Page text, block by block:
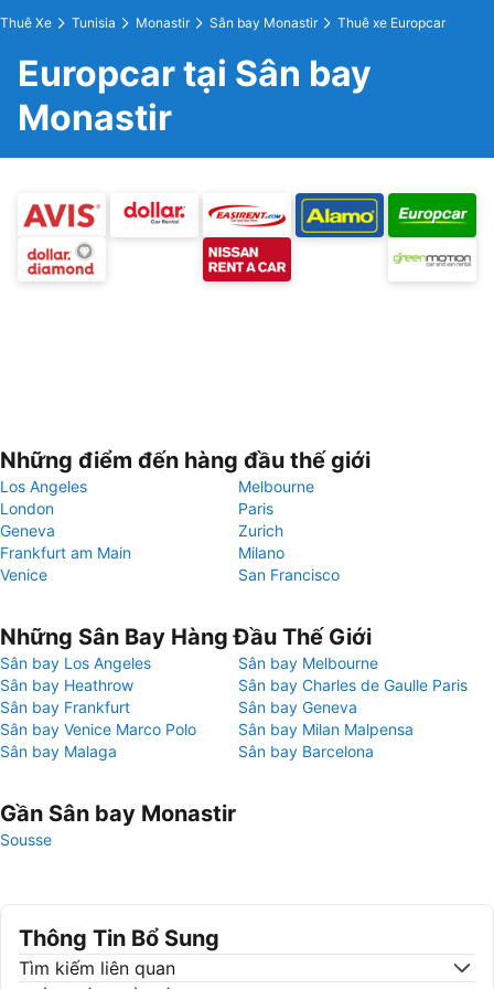
Thuê Xe Tunisia Monastir Sân bay Monastir Thuê xe Europcar
Europcar tại Sân bay
Monastir
Những điểm đến hàng đầu thế giới
Los Angeles
Melbourne
London
Paris
Geneva
Zurich
Frankfurt am Main
Milano
Venice
San Francisco
Những Sân Bay Hàng Đầu Thế Giới
Sân bay Los Angeles
Sân bay Melbourne
Sân bay Heathrow
Sân bay Charles de Gaulle Paris
Sân bay Frankfurt
Sân bay Geneva
Sân bay Venice Marco Polo
Sân bay Milan Malpensa
Sân bay Malaga
Sân bay Barcelona
Gần Sân bay Monastir
Sousse
Thông Tin Bổ Sung
Tìm kiếm liên quan